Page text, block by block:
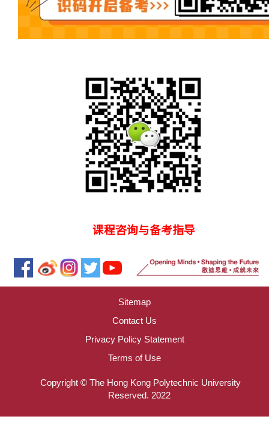
课程咨询与备考指导
Sitemap
Contact Us
Privacy Policy Statement
Terms of Use
Copyright © The Hong Kong Polytechnic University
Reserved. 2022